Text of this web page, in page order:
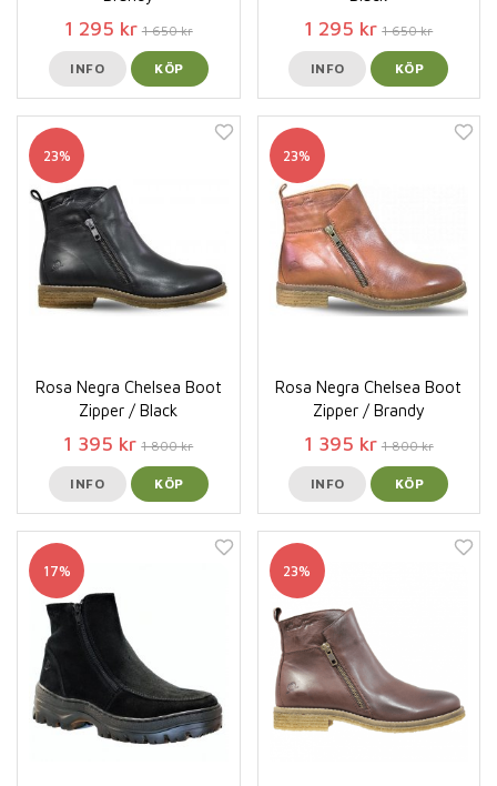
1 295 kr 1 650 kr
INFO KÖP
1 295 kr 1 650 kr
INFO KÖP
23%
Rosa Negra Chelsea Boot
Zipper / Black
1 395 kr 1 800 kr
INFO KÖP
23%
Rosa Negra Chelsea Boot
Zipper / Brandy
1 395 kr 1 800 kr
INFO KÖP
17% 23%